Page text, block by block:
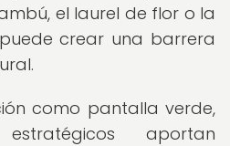
el laurel de flor o la
crear una barrera
como pantalla verde,
aportan